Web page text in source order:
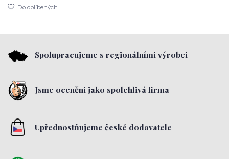
Do oblíbených
Spolupracujeme s regionálními výrobci
Jsme oceněni jako spolehlivá firma
Upřednostňujeme české dodavatele